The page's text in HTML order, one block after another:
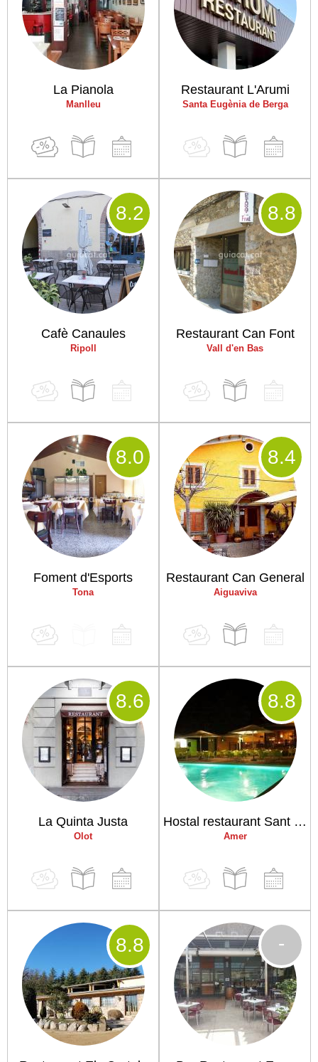
La Pianola
Manlleu
Restaurant L'Arumi
Santa Eugènia de Berga
Cafè Canaules
Ripoll
8.2
Restaurant Can Font
Vall d'en Bas
8.8
Foment d'Esports
Tona
8.0
Restaurant Can General
Aiguaviva
8.4
La Quinta Justa
Olot
8.6
Hostal restaurant Sant Marçal
Amer
8.8
8.8 -